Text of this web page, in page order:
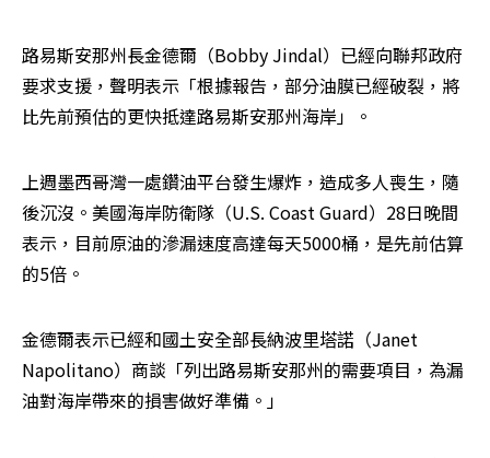
路易斯安那州長金德爾（Bobby Jindal）已經向聯邦政府
要求支援，聲明表示「根據報告，部分油膜已經破裂，將
比先前預估的更快抵達路易斯安那州海岸」。
上週墨西哥灣一處鑽油平台發生爆炸，造成多人喪生，隨
後沉沒。美國海岸防衛隊（U.S. Coast Guard）28日晚間
表示，目前原油的滲漏速度高達每天5000桶，是先前估算
的5倍。
金德爾表示已經和國土安全部長納波里塔諾（Janet
Napolitano）商談「列出路易斯安那州的需要項目，為漏
油對海岸帶來的損害做好準備。」